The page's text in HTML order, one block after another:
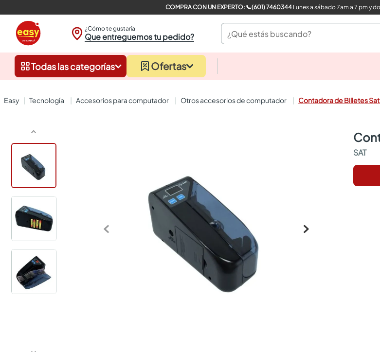
COMPRA CON UN EXPERTO: 📞(601) 7460344Lunes a sábado 7am a 7 pm y
¿Cómo te gustaría
Que entreguemos tu pedido?
¿Qué estás buscando?
Todas las categorías Ofertas
tecnología accesorios para computador otros accesorios de computador Contadora de Billetes
SAT
closet
sanitarios